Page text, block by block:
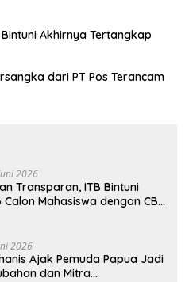
Akhirnya Tertangkap
dari PT Pos Terancam
2026
Transparan, ITB Bintuni
Calon Mahasiswa dengan CBT
2026
Ajak Pemuda Papua Jadi
dan Mitra